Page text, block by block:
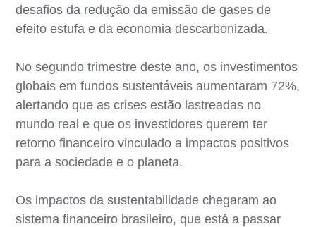
desafios da redução da emissão de gases de
efeito estufa e da economia descarbonizada.
No segundo trimestre deste ano, os investimentos
globais em fundos sustentáveis aumentaram 72%,
alertando que as crises estão lastreadas no
mundo real e que os investidores querem ter
retorno financeiro vinculado a impactos positivos
para a sociedade e o planeta.
Os impactos da sustentabilidade chegaram ao
sistema financeiro brasileiro, que está a passar